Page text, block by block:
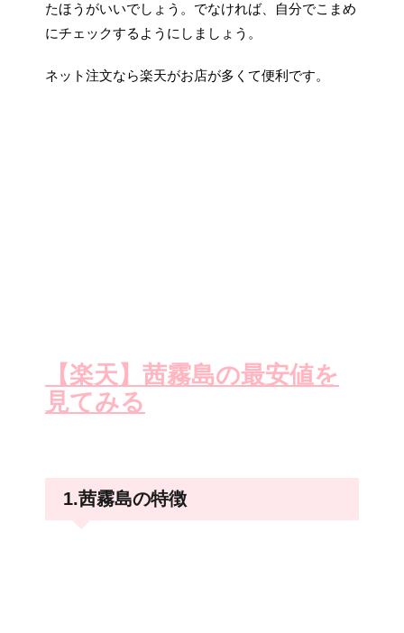
たほうがいいでしょう。でなければ、自分でこまめ
にチェックするようにしましょう。
ネット注文なら楽天がお店が多くて便利です。
【楽天】茜霧島の最安値を
見てみる
1.茜霧島の特徴